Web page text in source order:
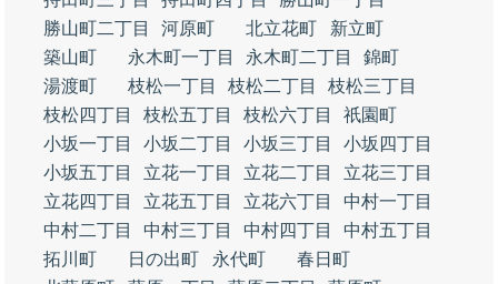
勝山町二丁目
河原町 北立花町
新立町
築山町
永木町一丁目 永木町二丁目
錦町
湯渡町
枝松一丁目 枝松二丁目
枝松三丁目
枝松四丁目
枝松五丁目 枝松六丁目
祇園町
小坂一丁目
小坂二丁目 小坂三丁目
小坂四丁目
小坂五丁目
立花一丁目 立花二丁目
立花三丁目
立花四丁目
立花五丁目 立花六丁目
中村一丁目
中村二丁目
中村三丁目 中村四丁目
中村五丁目
拓川町
日の出町 永代町
春日町